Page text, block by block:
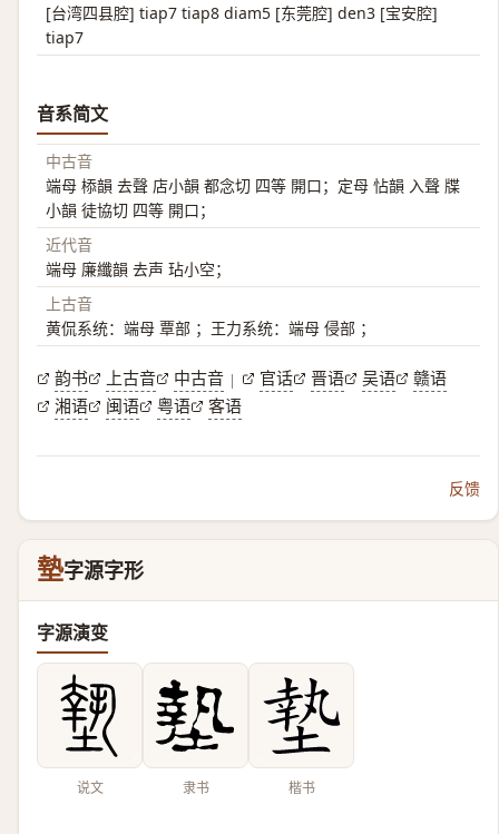
[台湾四县腔] tiap7 tiap8 diam5 [东莞腔] den3 [宝安腔]
tiap7
音系简文
中古音
端母 㮇韻 去聲 店小韻 都念切 四等 開口；定母 怗韻 入聲 牒
小韻 徒協切 四等 開口；
近代音
端母 廉纖韻 去声 玷小空；
上古音
黄侃系统：端母 覃部 ；王力系统：端母 侵部 ；
韵书 上古音 中古音 | 官话 晋语 吴语
赣语
湘语
闽语 粤语 客语
反馈
墊字源字形
字源演变
说文 隶书 楷书